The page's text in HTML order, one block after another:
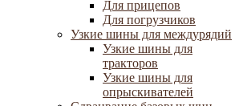
Для прицепов
Для погрузчиков
Узкие шины для междурядий
Узкие шины для
тракторов
Узкие шины для
опрыскивателей